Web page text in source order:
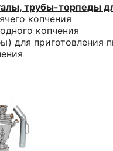
трубы-торпеды
копчения
копчения
для приготовления